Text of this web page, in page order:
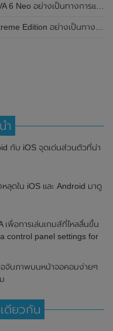
ารแล้วในประเทศไทย ในราคา 8,499 บาท
อย่างเป็นทางการแล้วในประเทศจีน
ำ
กับ iOS จุดเด่นส่วนตัวที่น่า
ลุดใน iOS และ Android มาดู
เพื่อการเล่นเกมส์ที่ไหลลื่นขึ้น
control panel settings for
จับภาพบนหน้าจอคอมง่ายๆ
ดียวกัน